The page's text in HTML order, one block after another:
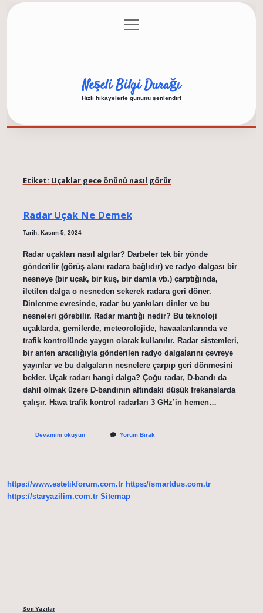
Gizlilik Politikası
menüyü
aç
Neşeli Bilgi Durağı
Hızlı hikayelerle gününü şenlendir!
Etiket: Uçaklar gece önünü nasıl görür
Radar Uçak Ne Demek
Tarih: Kasım 5, 2024
Radar uçakları nasıl algılar? Darbeler tek bir yönde
gönderilir (görüş alanı radara bağlıdır) ve radyo dalgası bir
nesneye (bir uçak, bir kuş, bir damla vb.) çarptığında,
iletilen dalga o nesneden sekerek radara geri döner.
Dinlenme evresinde, radar bu yankıları dinler ve bu
nesneleri görebilir. Radar mantığı nedir? Bu teknoloji
uçaklarda, gemilerde, meteorolojide, havaalanlarında ve
trafik kontrolünde yaygın olarak kullanılır. Radar sistemleri,
bir anten aracılığıyla gönderilen radyo dalgalarını çevreye
yayınlar ve bu dalgaların nesnelere çarpıp geri dönmesini
bekler. Uçak radarı hangi dalga? Çoğu radar, D-bandı da
dahil olmak üzere D-bandının altındaki düşük frekanslarda
çalışır. Hava trafik kontrol radarları 3 GHz’in hemen…
Devamını okuyunRadar
Yorum Bırak
https://www.estetikforum.com.tr https://smartdus.com.tr
https://staryazilim.com.tr Sitemap
Son Yazılar